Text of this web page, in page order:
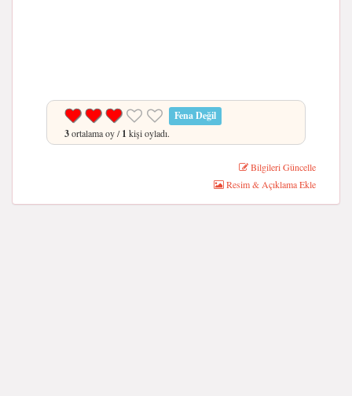
Fena Değil
3ortalama oy /1 kişi oyladı.
Bilgileri Güncelle
Resim & Açıklama Ekle